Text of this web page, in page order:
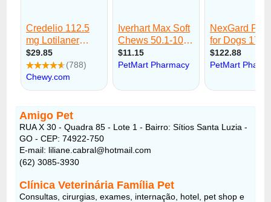
Amigo Pet
RUA X 30 - Quadra 85 - Lote 1 - Bairro: Sítios Santa Luzia -
GO - CEP: 74922-750
E-mail: liliane.cabral@hotmail.com
(62) 3085-3930
Clínica Veterinária Família Pet
Consultas, cirurgias, exames, internação, hotel, pet shop e